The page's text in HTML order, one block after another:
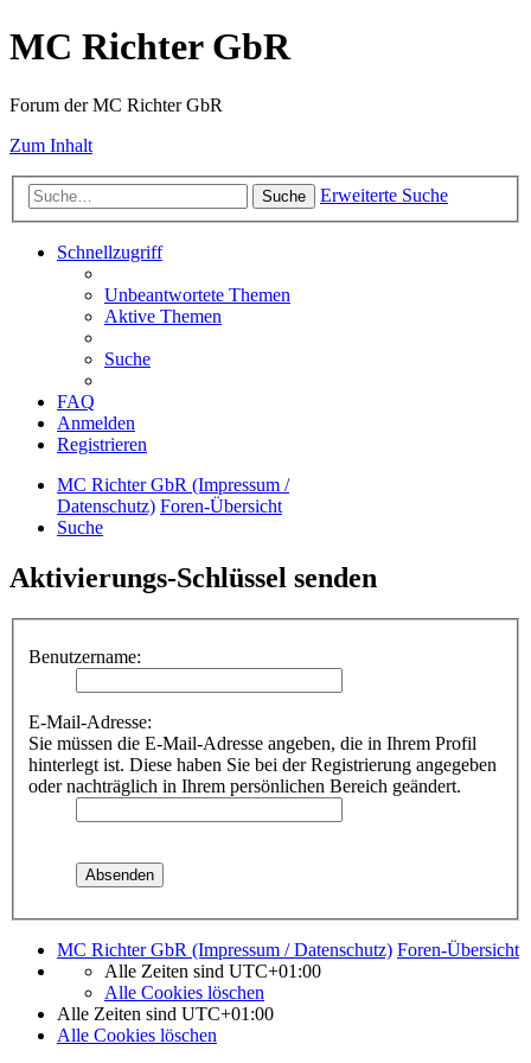
MC Richter GbR
Forum der MC Richter GbR
Zum Inhalt
Suche Erweiterte Suche
Schnellzugriff
Unbeantwortete Themen
Aktive Themen
Suche
FAQ
Anmelden
Registrieren
MC Richter GbR (Impressum /
Datenschutz) Foren-Übersicht
Suche
Aktivierungs-Schlüssel senden
Benutzername:
E-Mail-Adresse:
Sie müssen die E-Mail-Adresse angeben, die in Ihrem Profil
hinterlegt ist. Diese haben Sie bei der Registrierung angegeben
oder nachträglich in Ihrem persönlichen Bereich geändert.
MC Richter GbR (Impressum / Datenschutz) Foren-Übersicht
Alle Zeiten sind UTC+01:00
Alle Cookies löschen
Alle Zeiten sind UTC+01:00
Alle Cookies löschen